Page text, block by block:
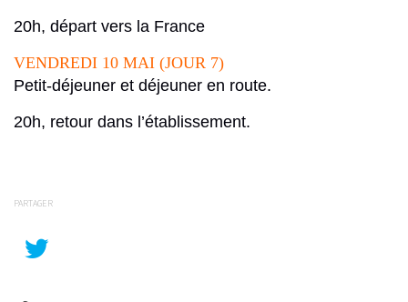
20h, départ vers la France
VENDREDI 10 MAI (JOUR 7)
Petit-déjeuner et déjeuner en route.
20h, retour dans l’établissement.
PARTAGER